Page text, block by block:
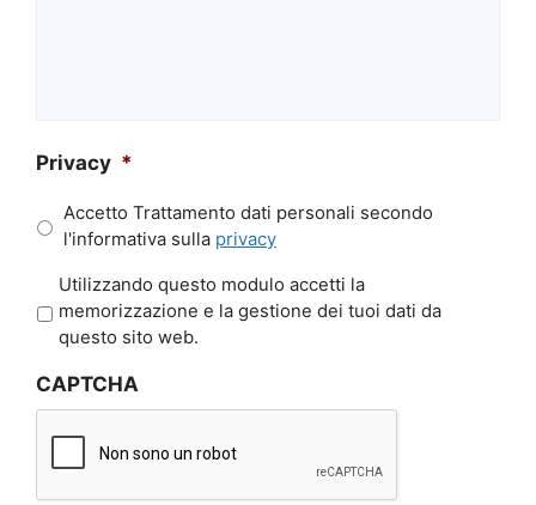
Privacy *
Accetto Trattamento dati personali secondo
l'informativa sulla privacy
r
a
c
*
Utilizzando questo modulo accetti la
memorizzazione e la gestione dei tuoi dati da
questo sito web.
CAPTCHA